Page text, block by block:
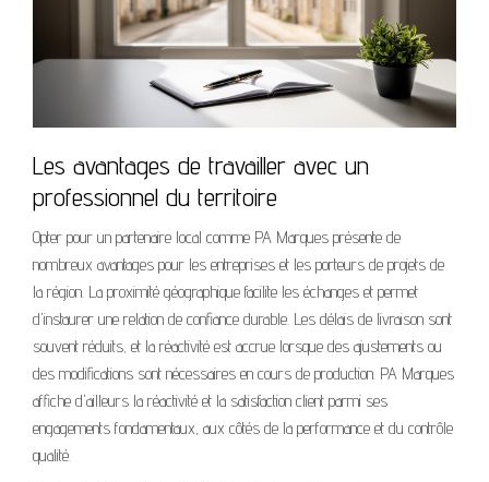
Les avantages de travailler avec un
professionnel du territoire
Opter pour un partenaire local comme PA Marques présente de
nombreux avantages pour les entreprises et les porteurs de projets de
la région. La proximité géographique facilite les échanges et permet
d'instaurer une relation de confiance durable. Les délais de livraison sont
souvent réduits, et la réactivité est accrue lorsque des ajustements ou
des modifications sont nécessaires en cours de production. PA Marques
affiche d'ailleurs la réactivité et la satisfaction client parmi ses
engagements fondamentaux, aux côtés de la performance et du contrôle
qualité.